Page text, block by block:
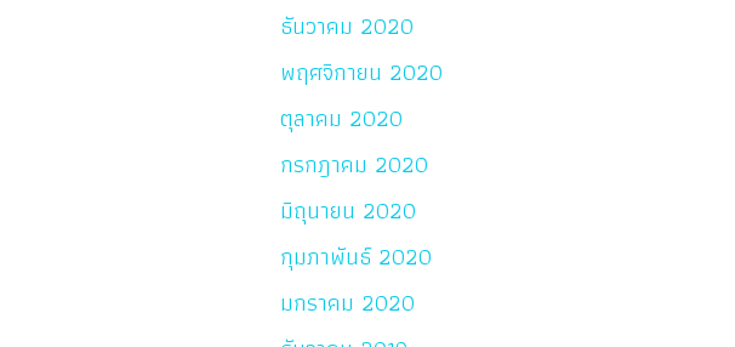
ธันวาคม 2020
พฤศจิกายน 2020
ตุลาคม 2020
กรกฎาคม 2020
มิถุนายน 2020
กุมภาพันธ์ 2020
มกราคม 2020